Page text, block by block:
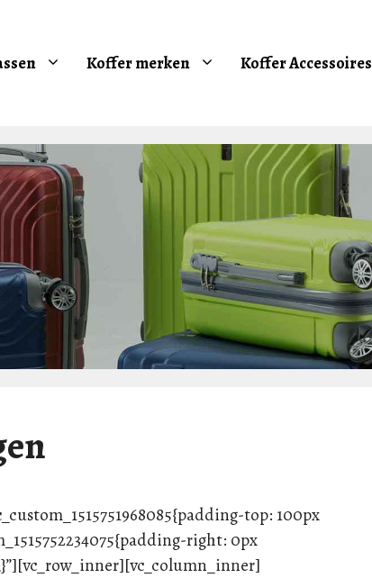
Koffer merken Koffer Accessoires
top: 100px
right: 0px